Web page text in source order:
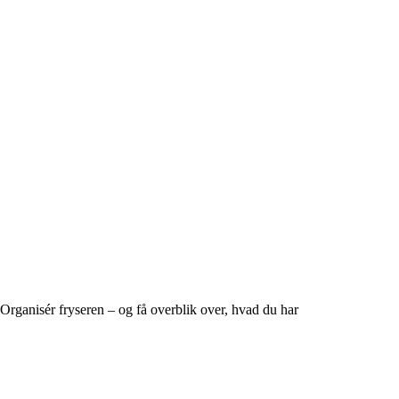
Organisér fryseren – og få overblik over, hvad du har